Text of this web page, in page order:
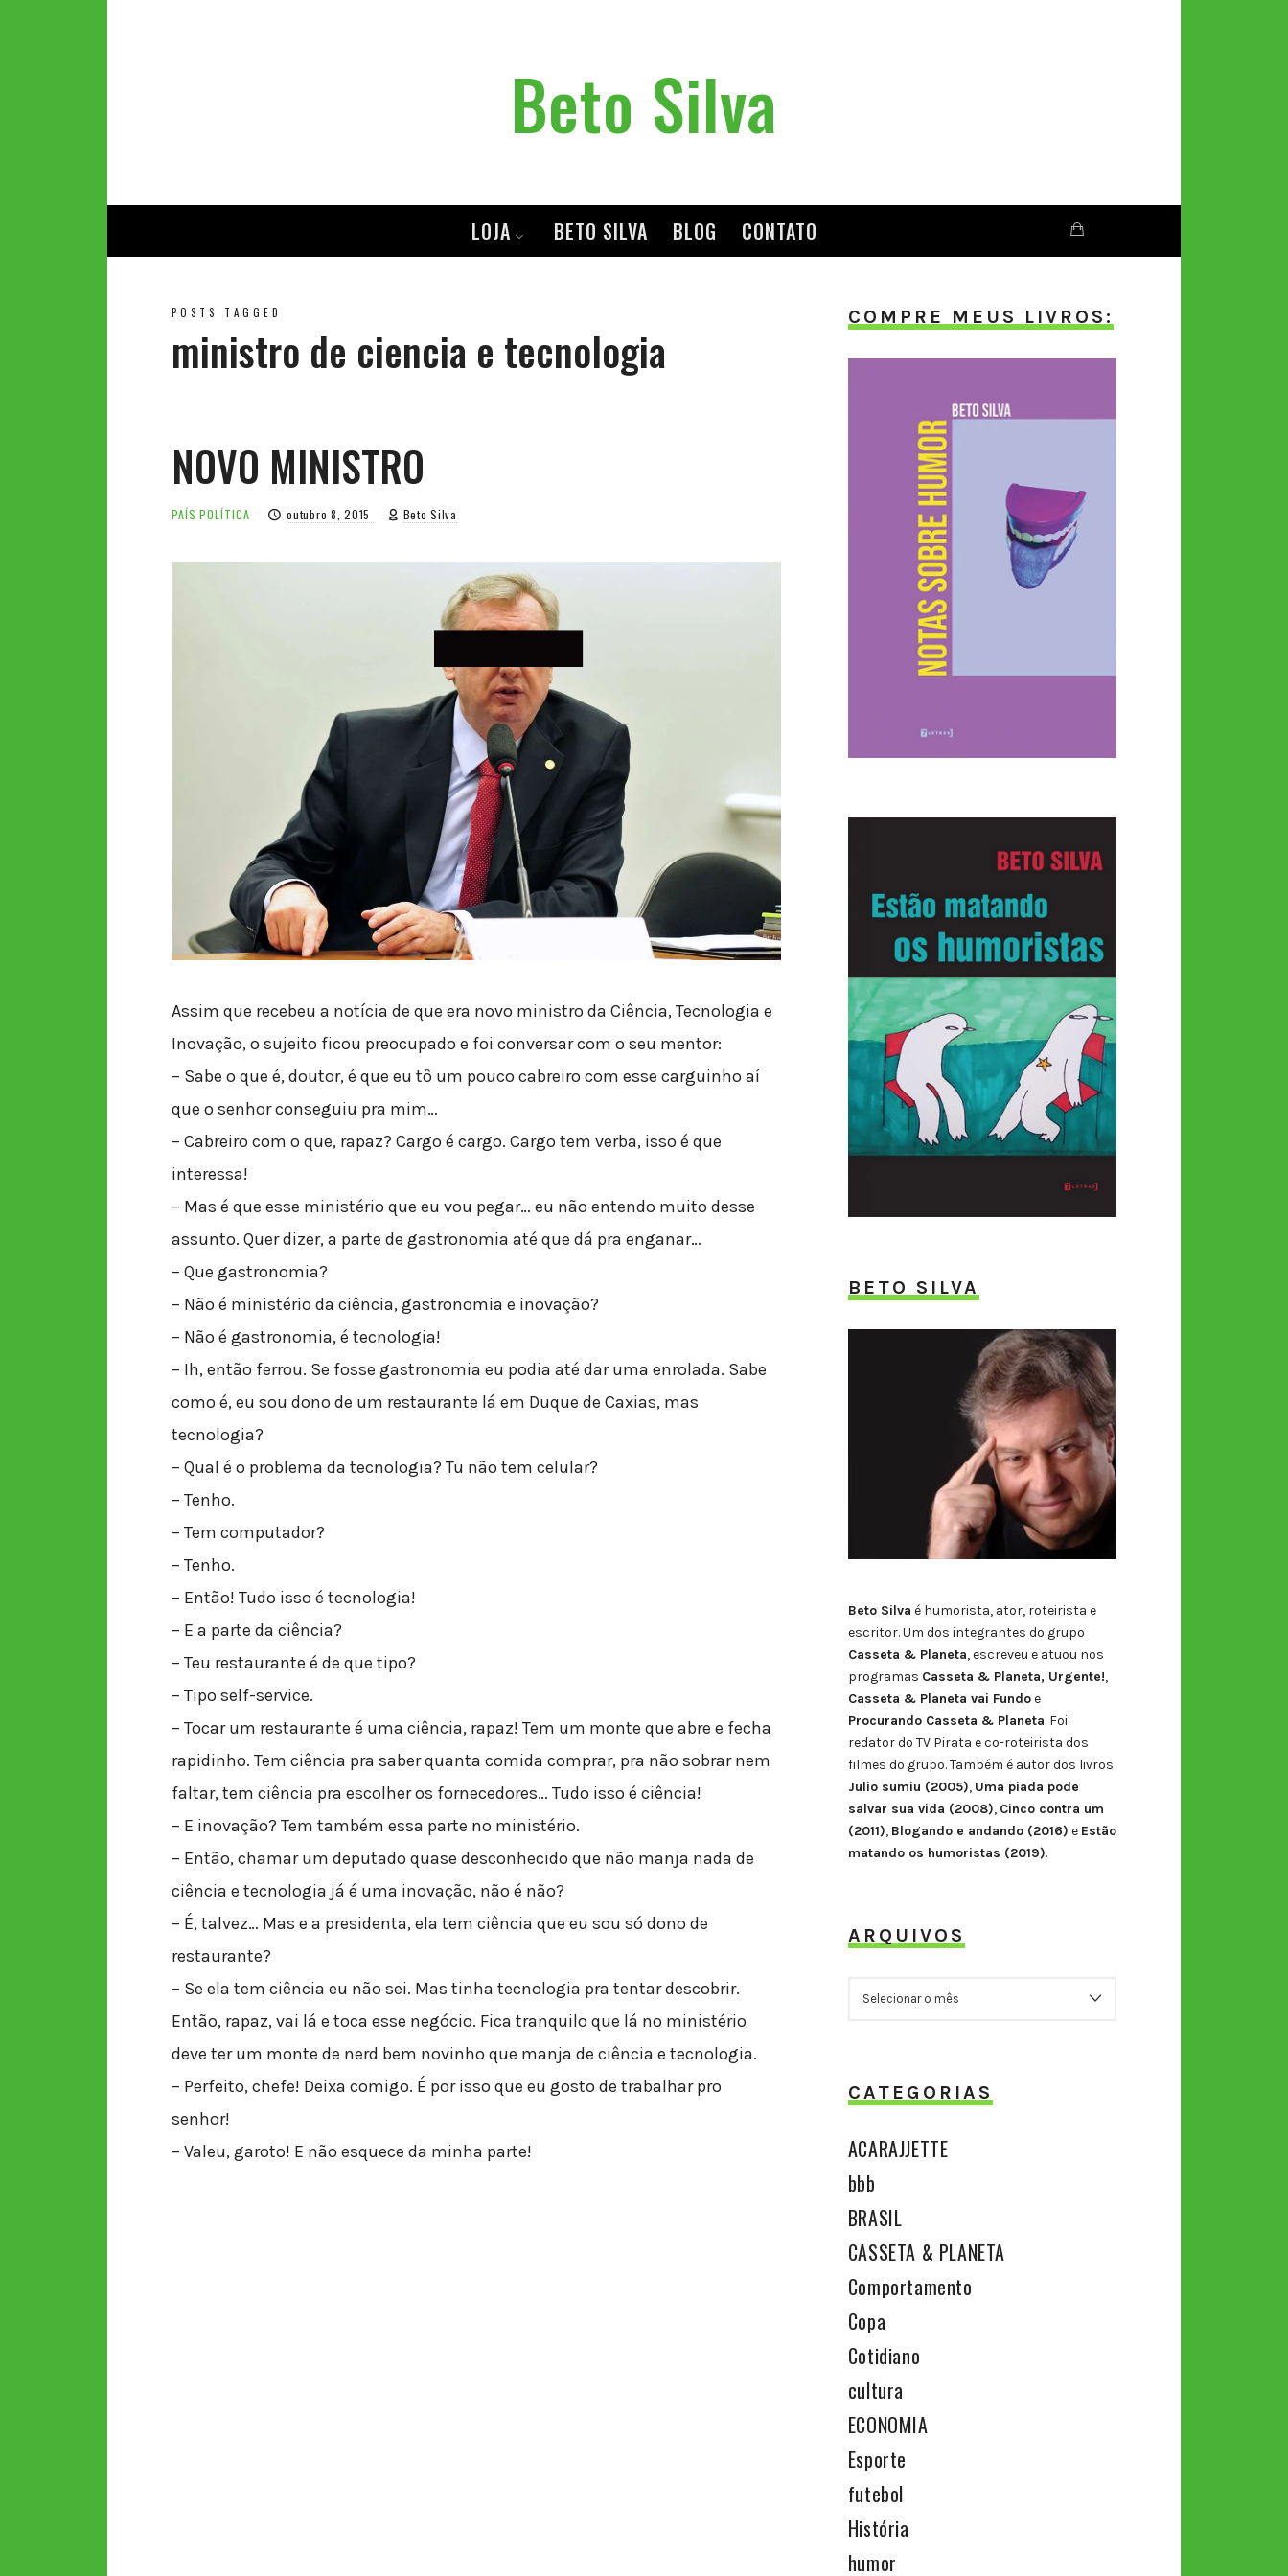
Beto
Silva
Beto Silva
LOJA BETO SILVA BLOG CONTATO
POSTS TAGGED
ministro de ciencia e tecnologia
NOVO MINISTRO
PAÍS POLÍTICA outubro 8, 2015 Beto Silva
Assim que recebeu a notícia de que era novo ministro da Ciência, Tecnologia e
Inovação, o sujeito ficou preocupado e foi conversar com o seu mentor:
– Sabe o que é, doutor, é que eu tô um pouco cabreiro com esse carguinho aí
que o senhor conseguiu pra mim…
– Cabreiro com o que, rapaz? Cargo é cargo. Cargo tem verba, isso é que
interessa!
– Mas é que esse ministério que eu vou pegar… eu não entendo muito desse
assunto. Quer dizer, a parte de gastronomia até que dá pra enganar…
– Que gastronomia?
– Não é ministério da ciência, gastronomia e inovação?
– Não é gastronomia, é tecnologia!
– Ih, então ferrou. Se fosse gastronomia eu podia até dar uma enrolada. Sabe
como é, eu sou dono de um restaurante lá em Duque de Caxias, mas
tecnologia?
– Qual é o problema da tecnologia? Tu não tem celular?
– Tenho.
– Tem computador?
– Tenho.
– Então! Tudo isso é tecnologia!
– E a parte da ciência?
– Teu restaurante é de que tipo?
– Tipo self-service.
– Tocar um restaurante é uma ciência, rapaz! Tem um monte que abre e fecha
rapidinho. Tem ciência pra saber quanta comida comprar, pra não sobrar nem
faltar, tem ciência pra escolher os fornecedores… Tudo isso é ciência!
– E inovação? Tem também essa parte no ministério.
– Então, chamar um deputado quase desconhecido que não manja nada de
ciência e tecnologia já é uma inovação, não é não?
– É, talvez… Mas e a presidenta, ela tem ciência que eu sou só dono de
restaurante?
– Se ela tem ciência eu não sei. Mas tinha tecnologia pra tentar descobrir.
Então, rapaz, vai lá e toca esse negócio. Fica tranquilo que lá no ministério
deve ter um monte de nerd bem novinho que manja de ciência e tecnologia.
– Perfeito, chefe! Deixa comigo. É por isso que eu gosto de trabalhar pro
senhor!
– Valeu, garoto! E não esquece da minha parte!
COMPRE MEUS LIVROS:
BETO SILVA
Beto Silva é humorista, ator, roteirista e
escritor. Um dos integrantes do grupo
Casseta & Planeta, escreveu e atuou nos
programas Casseta & Planeta, Urgente!,
Casseta & Planeta vai Fundoe
Procurando Casseta & Planeta. Foi
redator do TV Pirata e co-roteirista dos
filmes do grupo. Também é autor dos livros
Julio sumiu (2005), Uma piada pode
salvar sua vida (2008), Cinco contra um
(2011), Blogando e andando (2016) e Estão
matando os humoristas (2019).
ARQUIVOS
CATEGORIAS
ACARAJJETTE
bbb
BRASIL
CASSETA & PLANETA
Comportamento
Copa
Cotidiano
cultura
ECONOMIA
Esporte
futebol
História
humor